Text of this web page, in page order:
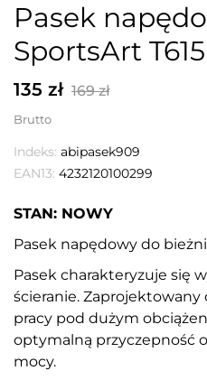
Pasek
SportsArt T615
135 zł 169 zł
Brutto
Indeks: abipasek909
EAN13: 4232120100299
STAN: NOWY
Pasek napędowy do
Pasek charakteryzuje się
ścieranie.
pracy pod dużym
optymalną przyczepność
mocy.